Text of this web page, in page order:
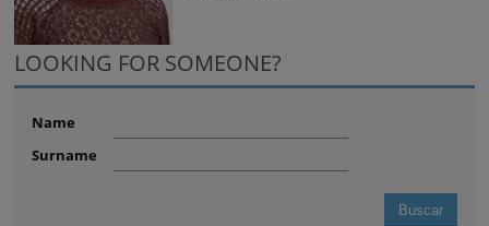
LOOKING FOR SOMEONE?
Name
Surname